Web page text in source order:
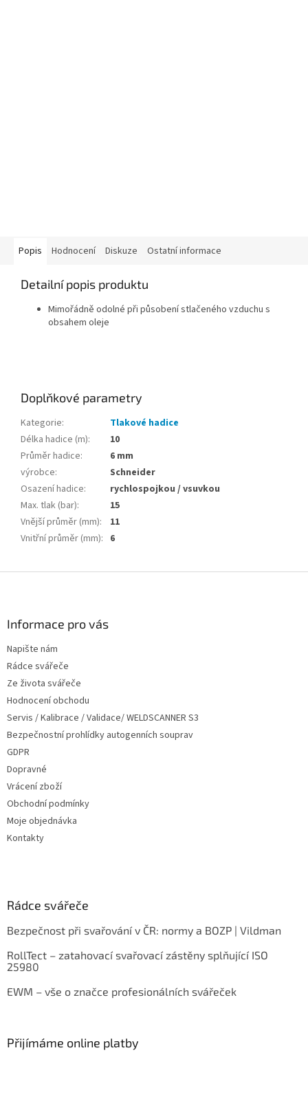
Popis Hodnocení Diskuze Ostatní informace
Detailní popis produktu
Mimořádně odolné při působení stlačeného vzduchu s
obsahem oleje
Doplňkové parametry
Kategorie:
Tlakové hadice
Délka hadice (m):
10
Průměr hadice:
6 mm
výrobce:
Schneider
Osazení hadice:
rychlospojkou / vsuvkou
Max. tlak (bar):
15
Vnější průměr (mm):
11
Vnitřní průměr (mm): 6
Informace pro vás
Napište nám
Rádce svářeče
Ze života svářeče
Hodnocení obchodu
Servis / Kalibrace / Validace/ WELDSCANNER S3
Bezpečnostní prohlídky autogenních souprav
GDPR
Dopravné
Vrácení zboží
Obchodní podmínky
Moje objednávka
Kontakty
Rádce svářeče
Bezpečnost při svařování v ČR: normy a BOZP | Vildman
RollTect – zatahovací svařovací zástěny splňující ISO
25980
EWM – vše o značce profesionálních svářeček
Přijímáme online platby